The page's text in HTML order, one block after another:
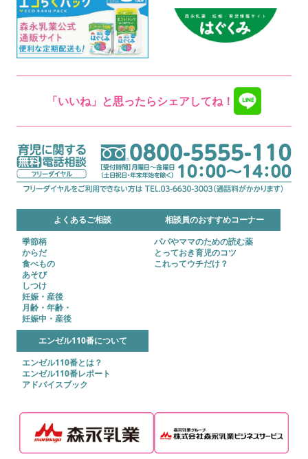
「いいね」と思ったらシェアしてね！
よくあるご相談
季節柄
からだ
食べもの
あそび
しつけ
妊娠・産後
月齢・年齢・
妊娠中・産後
相談員のおすすめコーナー
パパやママのための読む薬
とっておき育児のコツ
これってウチだけ？
エンゼル110番について
エンゼル110番とは？
エンゼル110番レポート
アドバイスブック